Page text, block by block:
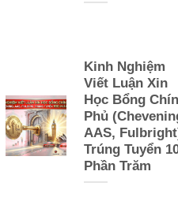
Kinh Nghiệm
Viết Luận Xin
Học Bổng
Phủ
AAS,
Trúng Tuyển
Phần Trăm